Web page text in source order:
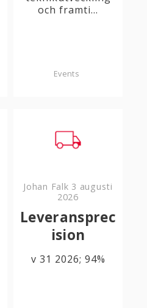
och framti...
Events
Johan Falk 3 augusti
2026
Leveransprec
ision
v 31 2026; 94%